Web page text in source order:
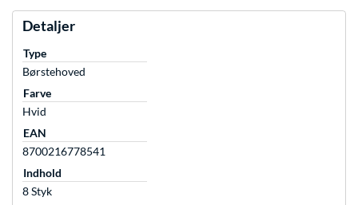
Detaljer
Type
Børstehoved
Farve
Hvid
EAN
8700216778541
Indhold
8 Styk